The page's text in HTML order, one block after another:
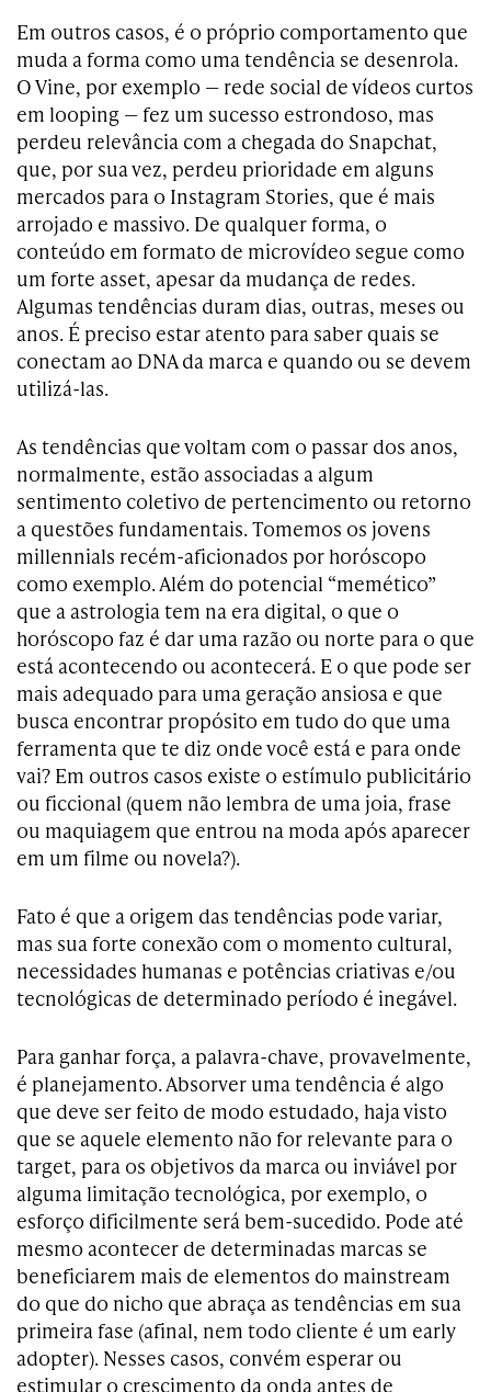
Em outros casos, é o próprio comportamento que
muda a forma como uma tendência se desenrola.
O Vine, por exemplo — rede social de vídeos curtos
em looping — fez um sucesso estrondoso, mas
perdeu relevância com a chegada do Snapchat,
que, por sua vez, perdeu prioridade em alguns
mercados para o Instagram Stories, que é mais
arrojado e massivo. De qualquer forma, o
conteúdo em formato de microvídeo segue como
um forte asset, apesar da mudança de redes.
Algumas tendências duram dias, outras, meses ou
anos. É preciso estar atento para saber quais se
conectam ao DNA da marca e quando ou se devem
utilizá-las.
As tendências que voltam com o passar dos anos,
normalmente, estão associadas a algum
sentimento coletivo de pertencimento ou retorno
a questões fundamentais. Tomemos os jovens
millennials recém-aficionados por horóscopo
como exemplo. Além do potencial “memético”
que a astrologia tem na era digital, o que o
horóscopo faz é dar uma razão ou norte para o que
está acontecendo ou acontecerá. E o que pode ser
mais adequado para uma geração ansiosa e que
busca encontrar propósito em tudo do que uma
ferramenta que te diz onde você está e para onde
vai? Em outros casos existe o estímulo publicitário
ou ficcional (quem não lembra de uma joia, frase
ou maquiagem que entrou na moda após aparecer
em um filme ou novela?).
Fato é que a origem das tendências pode variar,
mas sua forte conexão com o momento cultural,
necessidades humanas e potências criativas e/ou
tecnológicas de determinado período é inegável.
Para ganhar força, a palavra-chave, provavelmente,
é planejamento. Absorver uma tendência é algo
que deve ser feito de modo estudado, haja visto
que se aquele elemento não for relevante para o
target, para os objetivos da marca ou inviável por
alguma limitação tecnológica, por exemplo, o
esforço dificilmente será bem-sucedido. Pode até
mesmo acontecer de determinadas marcas se
beneficiarem mais de elementos do mainstream
do que do nicho que abraça as tendências em sua
primeira fase (afinal, nem todo cliente é um early
adopter). Nesses casos, convém esperar ou
estimular o crescimento da onda antes de